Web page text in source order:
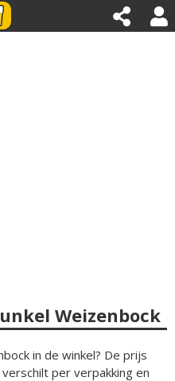
Weizenbock
in de winkel? De prijs
per verpakking en